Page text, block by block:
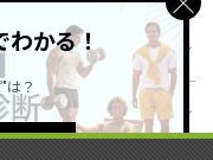
わかる！
は？